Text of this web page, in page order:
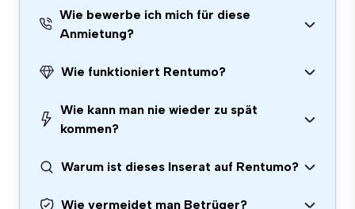
Wie bewerbe ich mich für diese
Anmietung?
Wie funktioniert Rentumo?
Wie kann man nie wieder zu spät
kommen?
Warum ist dieses Inserat auf Rentumo?
Wie vermeidet man Betrüger?